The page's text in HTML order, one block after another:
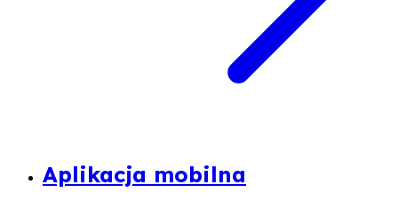
Aplikacja mobilna